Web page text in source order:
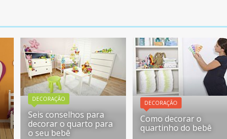
DECORAÇÃO
Seis conselhos para
decorar o quarto para
o seu bebê
DECORAÇÃO
Como decorar o
quartinho do bebê